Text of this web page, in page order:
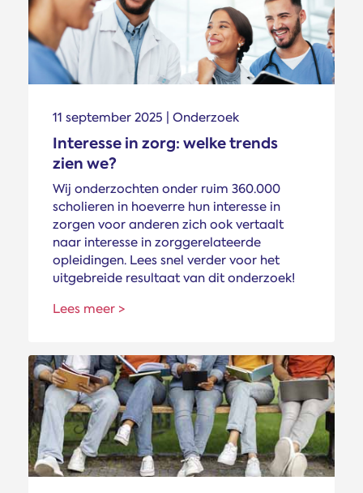
11 september 2025 | Onderzoek
Interesse in zorg: welke trends
zien we?
Wij onderzochten onder ruim 360.000
scholieren in hoeverre hun interesse in
zorgen voor anderen zich ook vertaalt
naar interesse in zorggerelateerde
opleidingen. Lees snel verder voor het
uitgebreide resultaat van dit onderzoek!
Lees meer >